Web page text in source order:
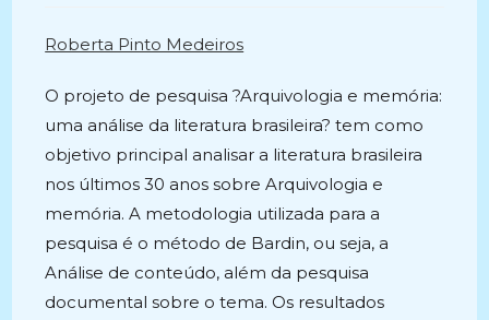
Roberta Pinto Medeiros
O projeto de pesquisa ?Arquivologia e memória:
uma análise da literatura brasileira? tem como
objetivo principal analisar a literatura brasileira
nos últimos 30 anos sobre Arquivologia e
memória. A metodologia utilizada para a
pesquisa é o método de Bardin, ou seja, a
Análise de conteúdo, além da pesquisa
documental sobre o tema. Os resultados